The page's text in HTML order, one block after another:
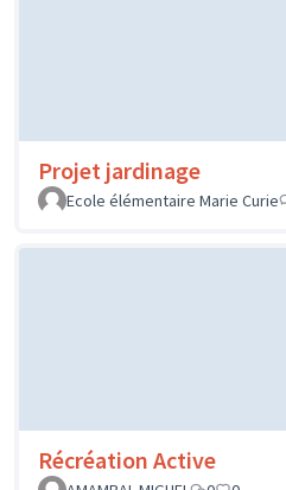
Projet jardinage
Ecole élémentaire Marie Curie
Récréation Active